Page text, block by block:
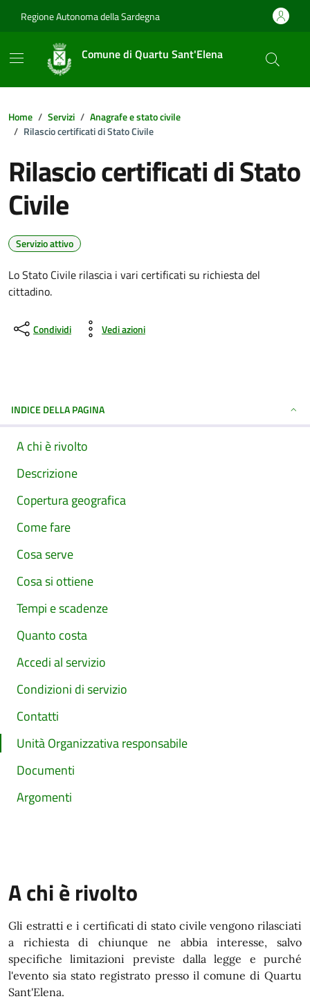
Regione Autonoma della Sardegna
Comune di Quartu Sant'Elena
Home Servizi
Anagrafe e stato civile
Rilascio certificati di Stato Civile
Rilascio certificati di Stato
Civile
Servizio attivo
Lo Stato Civile rilascia i vari certificati su richiesta del
cittadino.
Condividi Vedi azioni
INDICE DELLA PAGINA
A chi è rivolto
Descrizione
Copertura geografica
Come fare
Cosa serve
Cosa si ottiene
Tempi e scadenze
Quanto costa
Accedi al servizio
Condizioni di servizio
Contatti
Unità Organizzativa responsabile
Documenti
Argomenti
A chi è rivolto
Gli estratti e i certificati di stato civile vengono rilasciati
a richiesta di chiunque ne abbia interesse, salvo
specifiche limitazioni previste dalla legge e purché
l'evento sia stato registrato presso il comune di Quartu
Sant'Elena.